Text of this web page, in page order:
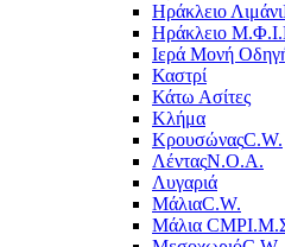
Ηράκλειο Λιμάνι
Ηράκλειο
Ιερά Μονή
Καστρί
Κάτω Ασίτες
Κλήμα
ΚρουσώναςC.W.
ΛένταςΝ.Ο.Α.
Λυγαριά
ΜάλιαC.W.
Μάλια CMP